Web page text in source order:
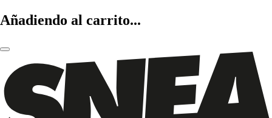
Añadiendo al carrito...